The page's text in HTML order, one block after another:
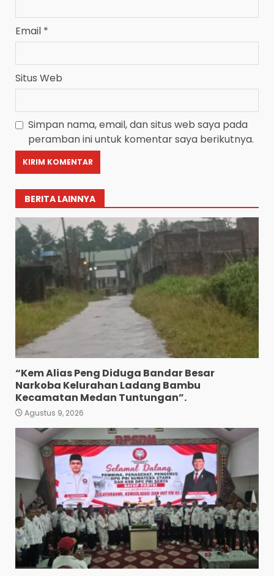
Email *
Situs Web
Simpan nama, email, dan situs web saya pada
peramban ini untuk komentar saya berikutnya.
BERITA LAINNYA
“Kem Alias Peng Diduga Bandar Besar
Narkoba Kelurahan Ladang Bambu
Kecamatan Medan Tuntungan”.
Agustus 9, 2026
3
Wujud Pelayanan Prima:
Kapolsek Pancurbatu
Kompol Junaidi SH Atur Lalin
Dan Seberangkan Pejalan
Kaki.
Agustus 8, 2026
Polresta Deliserdang
Musnahkan 1,2 Kilo Gram
Sabu-Sabu: Tiga Tersangka
Gagal Edarkan Ribuan Dosis
Narkoba”.